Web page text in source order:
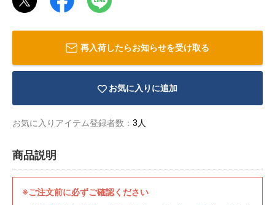
再入荷したらお知らせを受け取る
お気に入りに追加
お気に入りアイテム登録者数： 3人
商品説明
※ご注文前に必ずご確認ください